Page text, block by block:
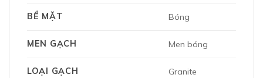
BỀ MẶT Bóng
MEN GẠCH Men bóng
LOẠI GẠCH Granite